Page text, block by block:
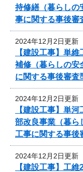
持修繕（暮らしの
事に関する事後審
2024年12月2日更新
【建設工事】単
補修（暮らしの安
に関する事後審査
2024年12月2日更新
【建設工事】単
部改良事業（暮ら
工事に関する事後
2024年12月2日更新
【建設工事】工